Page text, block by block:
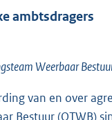
ambtsdragers
Weerbaar
van en over
Bestuur (OTWB)